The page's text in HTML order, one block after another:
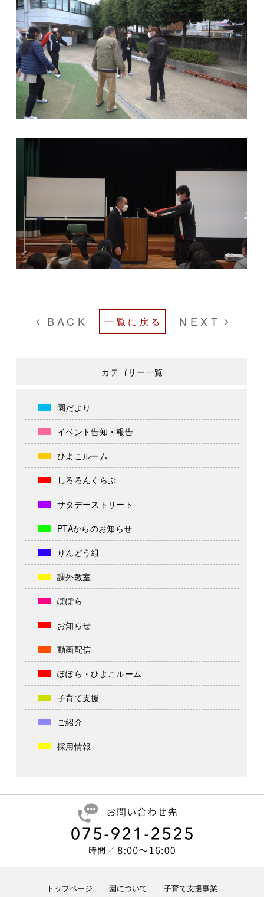
BACK 一覧に戻る NEXT
カテゴリー一覧
園だより
イベント告知・報告
ひよこルーム
しろろんくらぶ
サタデーストリート
PTAからのお知らせ
りんどう組
課外教室
ぽぽら
お知らせ
動画配信
ぽぽら・ひよこルーム
子育て支援
ご紹介
採用情報
トップページ 園について 子育て支援事業